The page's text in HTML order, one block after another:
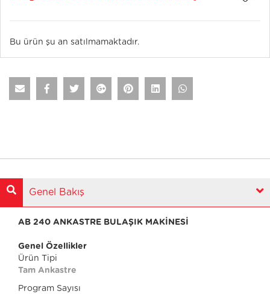
Bu ürün şu an satılmamaktadır.
Genel Bakış
AB 240 ANKASTRE BULAŞIK MAKİNESİ
Genel Özellikler
Ürün Tipi
Tam Ankastre
Program Sayısı